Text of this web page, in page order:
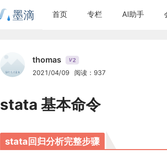
墨滴 首页 专栏 AI助手
thomas V2
2021/04/09 阅读：937
stata 基本命令
stata回归分析完整步骤